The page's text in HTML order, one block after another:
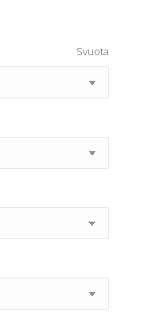
Svuota